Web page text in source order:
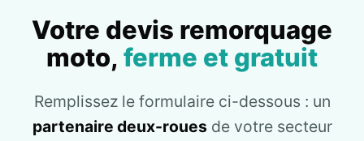
Votre devis remorquage
moto, ferme et gratuit
Remplissez le formulaire ci-dessous : un
partenaire deux-rouesde votre secteur